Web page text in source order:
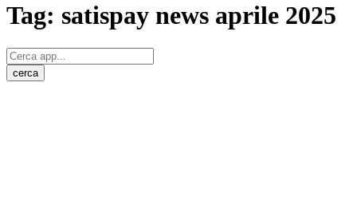
Tag: satispay news aprile 2025